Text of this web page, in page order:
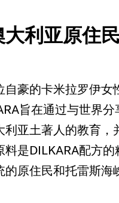
大利亚原住
自豪的卡米拉罗伊
旨在通过与世界
利亚土著人的教育，
料是DILKARA配方
的原住民和托雷斯